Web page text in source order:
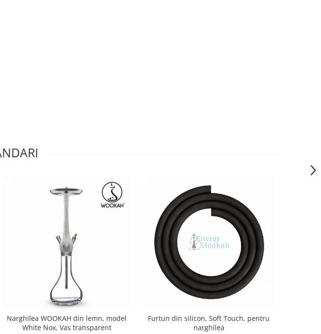
Narghilea WOOKAH din lemn, model
White Nox, Vas transparent
Furtun din silicon, Soft Touch, pentru
narghilea